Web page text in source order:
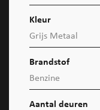
Kleur
Grijs Metaal
Brandstof
Benzine
Aantal deuren